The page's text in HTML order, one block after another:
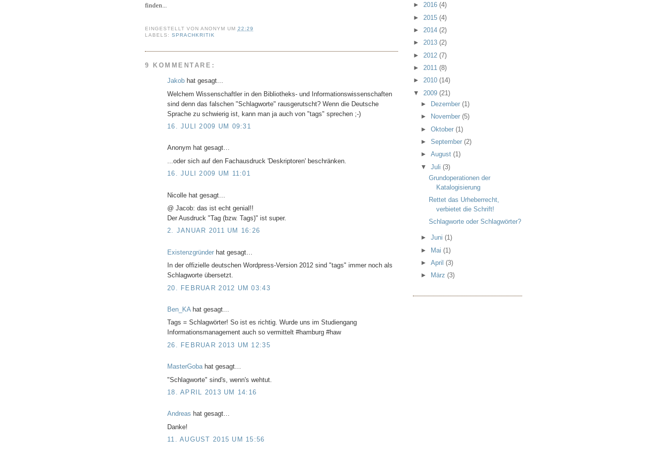
finden...
EINGESTELLT VON ANONYM UM 22:29
LABELS: SPRACHKRITIK
9 KOMMENTARE:
Jakob hat gesagt…
Welchem Wissenschaftler in den Bibliotheks- und Informationswissenschaften
sind denn das falschen "Schlagworte" rausgerutscht? Wenn die Deutsche
Sprache zu schwierig ist, kann man ja auch von "tags" sprechen ;-)
16. JULI 2009 UM 09:31
Anonym hat gesagt…
...oder sich auf den Fachausdruck 'Deskriptoren' beschränken.
16. JULI 2009 UM 11:01
Nicolle hat gesagt…
@ Jacob: das ist echt genial!!
Der Ausdruck "Tag (bzw. Tags)" ist super.
2. JANUAR 2011 UM 16:26
Existenzgründer hat gesagt…
In der offizielle deutschen Wordpress-Version 2012 sind "tags" immer noch als
Schlagworte übersetzt.
20. FEBRUAR 2012 UM 03:43
Ben_KAhat gesagt…
Tags = Schlagwörter! So ist es richtig. Wurde uns im Studiengang
Informationsmanagement auch so vermittelt #hamburg #haw
26. FEBRUAR 2013 UM 12:35
MasterGobahat gesagt…
"Schlagworte" sind's, wenn's wehtut.
18. APRIL 2013 UM 14:16
Andreas hat gesagt…
Danke!
11. AUGUST 2015 UM 15:56
► 2016 (4)
► 2015 (4)
► 2014 (2)
► 2013 (2)
► 2012 (7)
► 2011 (8)
► 2010 (14)
▼ 2009 (21)
►
Dezember(1)
►
November(5)
►Oktober(1)
►September(2)
►August(1)
▼Juli(3)
Grundoperationen der
Katalogisierung
Rettet das Urheberrecht,
verbietet die Schrift!
Schlagworte oder Schlagwörter?
►Juni(1)
► Mai(1)
►April(3)
►
März(3)